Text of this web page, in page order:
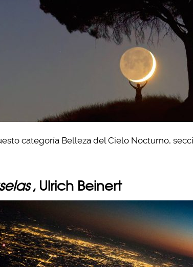
categoría Belleza del Cielo Nocturno,
, Ulrich Beinert